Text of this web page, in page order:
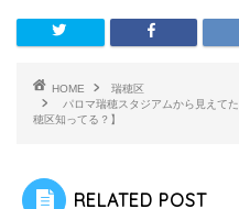
HOME
瑞穂区
パロマ瑞穂スタジアムから見えて
穂区知ってる？】
RELATED POST